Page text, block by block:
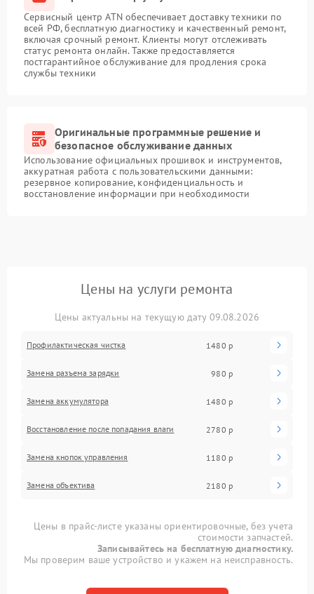
Сервисный центр ATN обеспечивает доставку техники по
всей РФ, бесплатную диагностику и качественный ремонт,
включая срочный ремонт. Клиенты могут отслеживать
статус ремонта онлайн. Также предоставляется
постгарантийное обслуживание для продления срока
службы техники
Оригинальные программные решение и
безопасное обслуживание данных
Использование официальных прошивок и инструментов,
аккуратная работа с пользовательскими данными:
резервное копирование, конфиденциальность и
восстановление информации при необходимости
Цены на услуги ремонта
Цены актуальны на текущую дату 09.08.2026
Профилактическая чистка 1480 р
Замена разъема зарядки 980 р
Замена аккумулятора 1480 р
Восстановление после попадания влаги 2780 р
Замена кнопок управления 1180 р
Замена объектива 2180 р
Цены в прайс-листе указаны ориентировочные, без учета
стоимости запчастей.
Записывайтесь на бесплатную диагностику.
Мы проверим ваше устройство и укажем на неисправность.